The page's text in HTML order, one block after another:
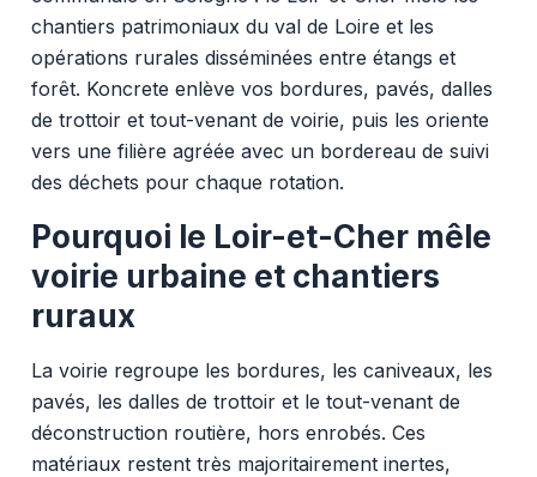
chantiers patrimoniaux du val de Loire et les
opérations rurales disséminées entre étangs et
forêt. Koncrete enlève vos bordures, pavés, dalles
de trottoir et tout-venant de voirie, puis les oriente
vers une filière agréée avec un bordereau de suivi
des déchets pour chaque rotation.
Pourquoi le Loir-et-Cher mêle
voirie urbaine et chantiers
ruraux
La voirie regroupe les bordures, les caniveaux, les
pavés, les dalles de trottoir et le tout-venant de
déconstruction routière, hors enrobés. Ces
matériaux restent très majoritairement inertes,